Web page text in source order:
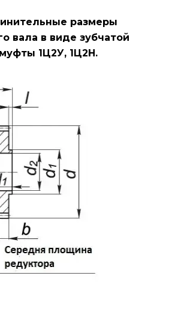
размеры
вала в виде зубчатой
1Ц2У, 1Ц2Н.